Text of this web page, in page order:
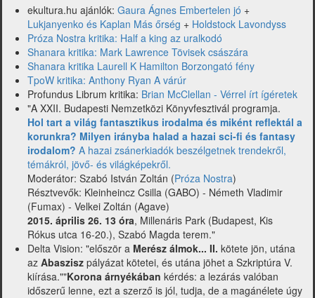
ekultura.hu ajánlók: Gaura Ágnes Embertelen jó +
Lukjanyenko és Kaplan Más őrség + Holdstock Lavondyss
Próza Nostra kritika: Half a king az uralkodó
Shanara kritika: Mark Lawrence Tövisek császára
Shanara kritika Laurell K Hamilton Borzongató fény
TpoW kritika: Anthony Ryan A várúr
Profundus Librum kritika: Brian McClellan - Vérrel írt ígéretek
"A XXII. Budapesti Nemzetközi Könyvfesztivál programja.
Hol tart a világ fantasztikus irodalma és miként reflektál a
korunkra? Milyen irányba halad a hazai sci-fi és fantasy
irodalom? A hazai zsánerkiadók beszélgetnek trendekről,
témákról, jövő- és világképekről.
Moderátor: Szabó István Zoltán (Próza Nostra)
Résztvevők: Kleinheincz Csilla (GABO) - Németh Vladimir
(Fumax) - Velkei Zoltán (Agave)
2015. április 26. 13 óra, Millenáris Park (Budapest, Kis
Rókus utca 16-20.), Szabó Magda terem."
Delta Vision: "először a Merész álmok... II. kötete jön, utána
az Abaszisz pályázat kötetei, és utána jöhet a Szkriptúra V.
kiírása.""Korona árnyékában kérdés: a lezárás valóban
időszerű lenne, ezt a szerző is jól, tudja, de a magánélete úgy